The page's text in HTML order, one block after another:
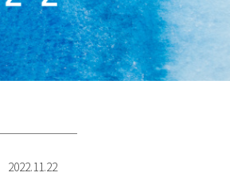
2022.11.22